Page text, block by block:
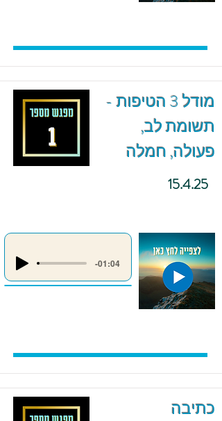
מודל 3 הטיפות -
תשומת לב,
פעולה, חמלה
15.4.25
-01:04
כתיבה